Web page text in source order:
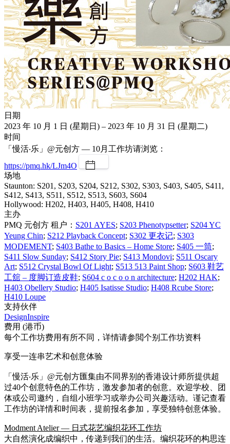
日期
2023 年 10 月 1 日 (星期日) – 2023 年 10 月 31 日 (星期二)
时间
「慢活‧乐」@元创方 — 10月工作坊请浏览：
https://pmq.hk/LJm4O
场地
Staunton: S201, S203, S204, S212, S302, S303, S403, S405, S411,
S412, S413, S511, S512, S513, S603, S604
Hollywood: H202, H403, H405, H408, H410
主办
PMQ 元创方 租户： S201 AYES; S203 Phenotypsetter; S204 YC
Yeung Chin; S212 Playback Concept; S302 更衣记; S303
MODEMENT; S403 Bathe to Basics – Home Store; S405 一筒;
S411 Slow Sunday; S412 Story Pie; S413 Mondovi; S511 Oscary
Art; S512 Crystal Bowl Of Light; S513 513 Paint Shop; S603 鞋艺
工舘 – 度脚订造皮鞋; S604 c o c o o n architecture; H202 HAK;
H403 Obellery Studio; H405 Isatisse Studio; H408 Rcube Store;
H410 Loupe
支持伙伴
DesignInspire
费用 (港币)
每个工作坊费用有所不同，详情请参閲个别工作坊资料
享受一连串艺术和创意体验
「慢活‧乐」@元创方匯集由不同界别的香港设计师所提供超
过40个创意特色的工作坊，激发参加者的创意。欢迎学校、团
体或公司邀约，自组小班学习或举办公司兴趣活动。谨记查看
工作坊的详情和时间表，提前报名参加，享受独特创意体验。
Modment Atelier — 日式花艺编织花环工作坊
大自然演化成编织中，传递到我们的生活。编织花环的构思连